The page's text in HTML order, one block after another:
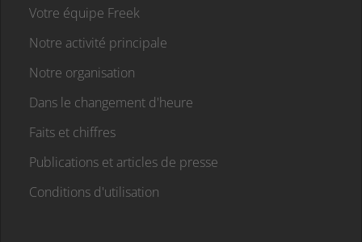
Votre équipe Freek
Notre activité principale
Notre organisation
Dans le changement d'heure
Faits et chiffres
Publications et articles de presse
Conditions d'utilisation